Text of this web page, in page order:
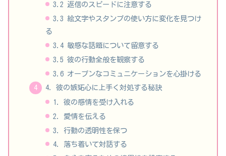
3.2 返信のスピードに注意する
3.3 絵文字やスタンプの使い方に変化を見つけ
る
3.4 敏感な話題について留意する
3.5 彼の行動全般を観察する
3.6 オープンなコミュニケーションを心掛ける
4. 彼の嫉妬心に上手く対処する秘訣
1. 彼の感情を受け入れる
2. 愛情を伝える
3. 行動の透明性を保つ
4. 落ち着いて対話する